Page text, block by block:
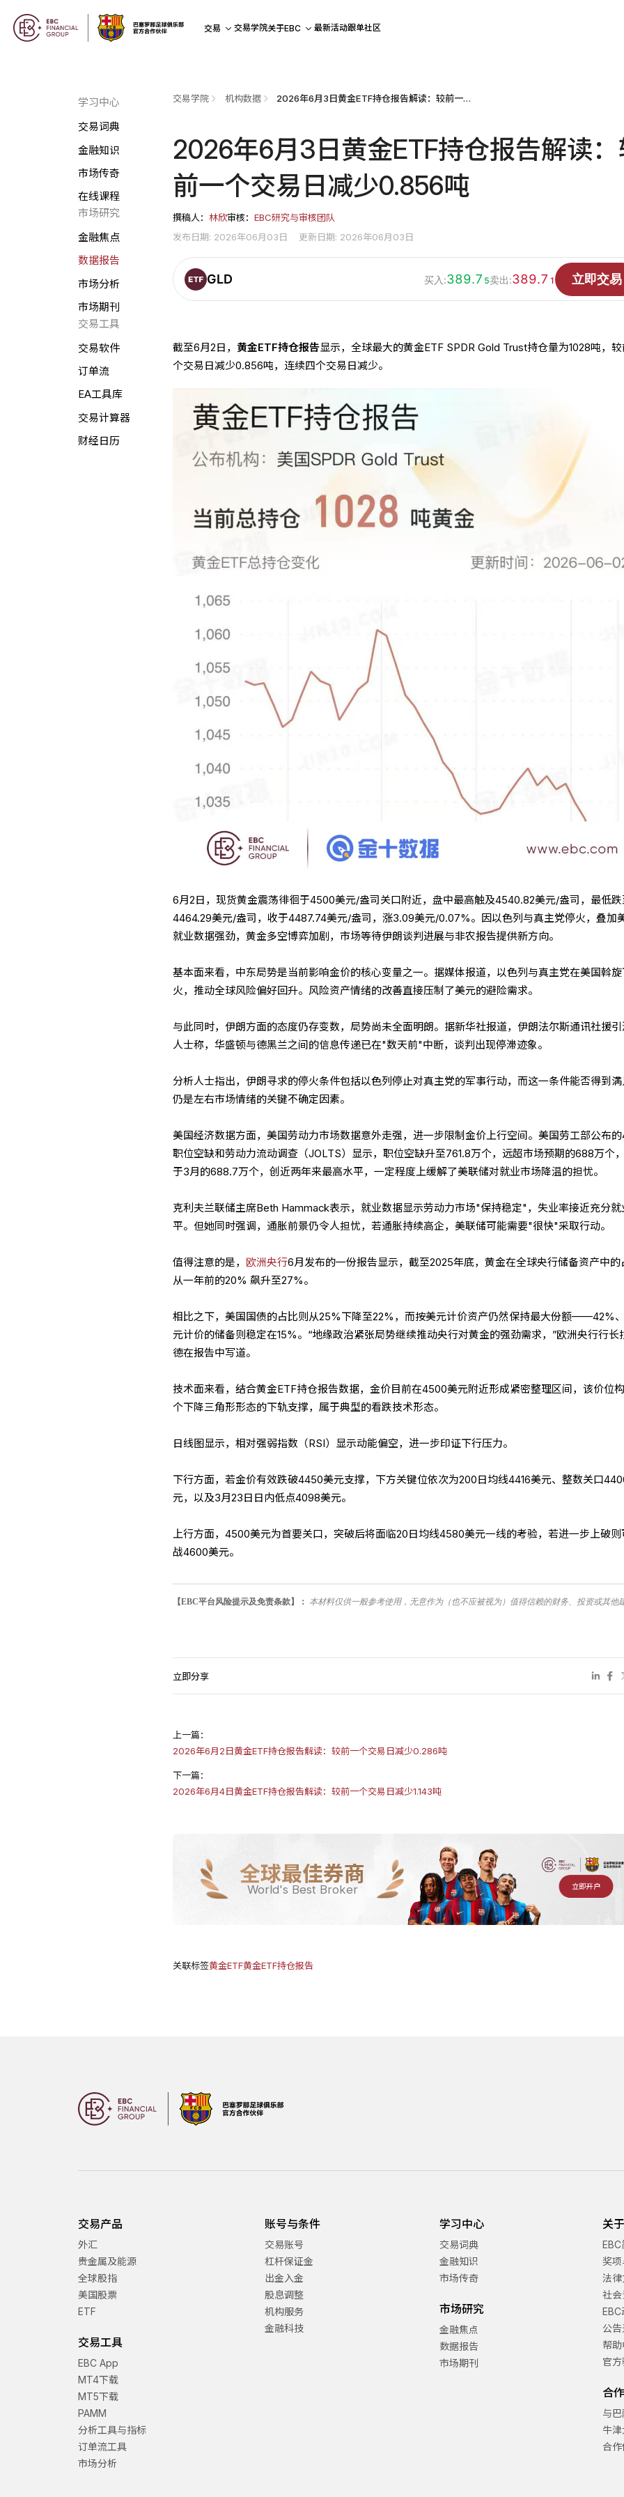
交易 交易学院关于EBC 最新活动跟单社区
学习中心
交易词典
金融知识
市场传奇
在线课程
市场研究
金融焦点
数据报告
市场分析
市场期刊
交易工具
交易软件
订单流
EA工具库
交易计算器
财经日历
交易学院 机构数据 2026年6月3日黄金ETF持仓报告解读：较前一个交易日减少0.856吨
2026年6月3日黄金ETF持仓报告解读
前一个交易日减少0.856吨
撰稿人：林欣审核：EBC研究与审核团队
发布日期: 2026年06月03日
更新日期: 2026年06月03日
GLD 买入:389.7 5卖出:389.7 1 立即交易
截至6月2日，黄金ETF持仓报告显示，全球最大的黄金ETF SPDR Gold Trust持仓量为1028吨，
个交易日减少0.856吨，连续四个交易日减少。
6月2日，现货黄金震荡徘徊于4500美元/盎司关口附近，盘中最高触及4540.82美元/盎司，最低
4464.29美元/盎司，收于4487.74美元/盎司，涨3.09美元/0.07%。因以色列与真主党停火，叠加
就业数据强劲，黄金多空博弈加剧，市场等待伊朗谈判进展与非农报告提供新方向。
基本面来看，中东局势是当前影响金价的核心变量之一。据媒体报道，以色列与真主党在美国斡
火，推动全球风险偏好回升。风险资产情绪的改善直接压制了美元的避险需求。
与此同时，伊朗方面的态度仍存变数，局势尚未全面明朗。据新华社报道，伊朗法尔斯通讯社援
人士称，华盛顿与德黑兰之间的信息传递已在"数天前"中断，谈判出现停滞迹象。
分析人士指出，伊朗寻求的停火条件包括以色列停止对真主党的军事行动，而这一条件能否得到
仍是左右市场情绪的关键不确定因素。
美国经济数据方面，美国劳动力市场数据意外走强，进一步限制金价上行空间。美国劳工部公布
职位空缺和劳动力流动调查（JOLTS）显示，职位空缺升至761.8万个，远超市场预期的688万个
于3月的688.7万个，创近两年来最高水平，一定程度上缓解了美联储对就业市场降温的担忧。
克利夫兰联储主席Beth Hammack表示，就业数据显示劳动力市场"保持稳定"，失业率接近充分就
平。但她同时强调，通胀前景仍令人担忧，若通胀持续高企，美联储可能需要"很快"采取行动。
值得注意的是， 欧洲央行6月发布的一份报告显示，截至2025年底，黄金在全球央行储备资产中的
从一年前的20% 飙升至27%。
相比之下，美国国债的占比则从25%下降至22%，而按美元计价资产仍然保持最大份额——42%
元计价的储备则稳定在15%。“地缘政治紧张局势继续推动央行对黄金的强劲需求，”欧洲央行行长
德在报告中写道。
技术面来看，结合黄金ETF持仓报告数据，金价目前在4500美元附近形成紧密整理区间，该价位
个下降三角形形态的下轨支撑，属于典型的看跌技术形态。
日线图显示，相对强弱指数（RSI）显示动能偏空，进一步印证下行压力。
下行方面，若金价有效跌破4450美元支撑，下方关键位依次为200日均线4416美元、整数关口
元，以及3月23日日内低点4098美元。
上行方面，4500美元为首要关口，突破后将面临20日均线4580美元一线的考验，若进一步上破则
战4600美元。
【EBC平台风险提示及免责条款】： 本材料仅供一般参考使用，无意作为（也不应被视为）值得信赖的财务、投资或其他
立即分享
上一篇：
2026年6月2日黄金ETF持仓报告解读：较前一个交易日减少0.286吨
下一篇：
2026年6月4日黄金ETF持仓报告解读：较前一个交易日减少1.143吨
全球最佳券商
World's Best Broker 立即开户
关联标签黄金ETF黄金ETF持仓报告
交易产品
外汇
贵金属及能源
全球股指
美国股票
ETF
交易工具
EBC App
MT4下载
MT5下载
PAMM
分析工具与指标
订单流工具
市场分析
账号与条件
交易账号
杠杆保证金
出金入金
股息调整
机构服务
金融科技
学习中心
交易词典
金融知识
市场传奇
市场研究
金融焦点
数据报告
市场期刊
关
奖
法
社
公
帮
官
合
与
牛
合